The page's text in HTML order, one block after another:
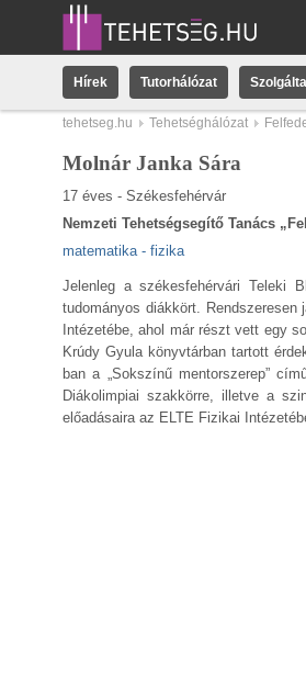
Hírek Tutorhálózat
tehetseg.hu Tehetséghálózat
Molnár Janka Sára
17 éves - Székesfehérvár
Nemzeti Tehetségsegítő Tanács
matematika - fizika
Jelenleg a székesfehérvári Teleki
tudományos diákkört.
Intézetébe, ahol már részt vett egy
Krúdy Gyula könyvtárban tartott
ban a „Sokszínű mentorszerep”
Diákolimpiai szakkörre, illetve a
előadásaira az ELTE Fizikai